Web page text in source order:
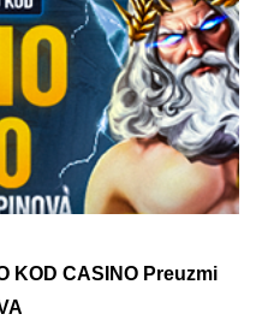
KOD CASINO Preuzmi